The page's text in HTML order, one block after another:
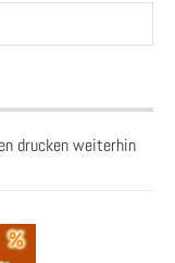
drucken weiterhin